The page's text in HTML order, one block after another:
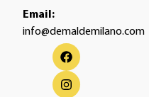
Email:
info@demaldemilano.com